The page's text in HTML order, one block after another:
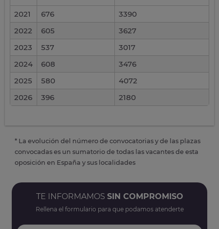
2021
676
3390
2022
605
3627
2023
537
3017
2024
608
3476
2025
580
4072
2026
396 2180
* La evolución del número de convocatorias y de las plazas
convocadas es un sumatorio de todas las vacantes de esta
oposición en España y sus localidades
TE INFORMAMOS SIN COMPROMISO
Rellena el formulario para que podamos atenderte